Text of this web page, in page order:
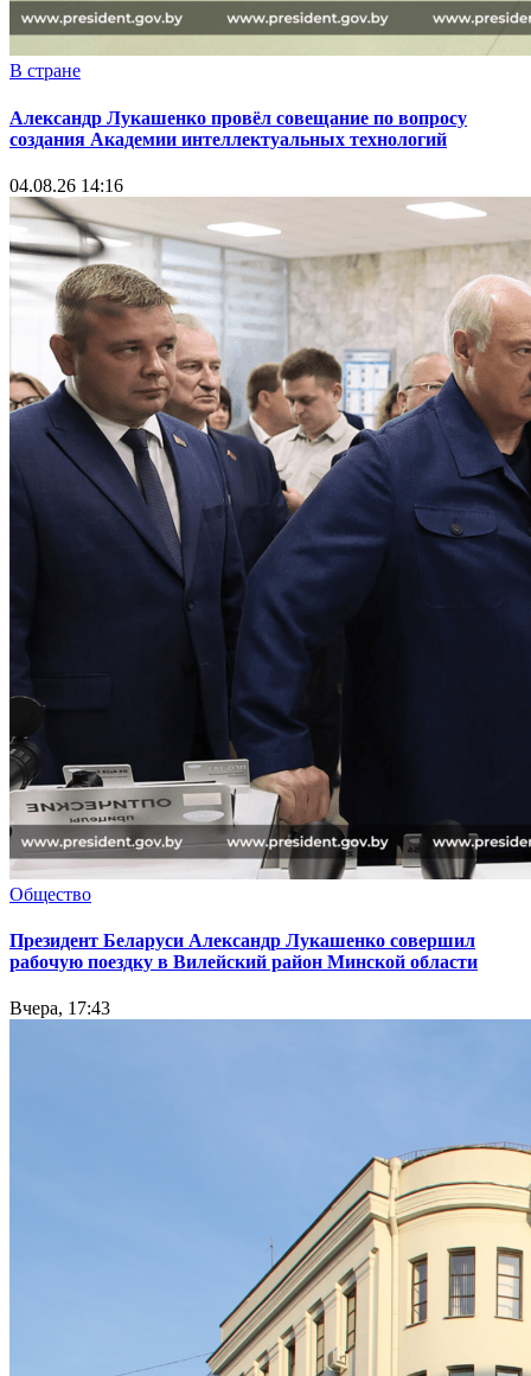
В стране
Александр Лукашенко провёл совещание по вопросу
создания Академии интеллектуальных технологий
04.08.26 14:16
Общество
Президент Беларуси Александр Лукашенко совершил
рабочую поездку в Вилейский район Минской области
Вчера, 17:43